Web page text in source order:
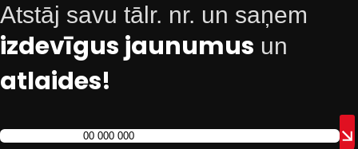
Atstāj savu tālr. nr. un saņem
izdevīgus jaunumus un
atlaides!